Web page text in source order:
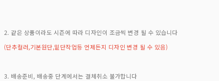
2. 같은 상품이라도 시즌에 따라 디자인이 조금씩 변경 될 수 있습니다
(단추컬러,기본원단,밑단작업등 언제든지 디자인 변경 될 수 있음)
3. 배송준비, 배송중 단계에서는 결체취소 불가합니다